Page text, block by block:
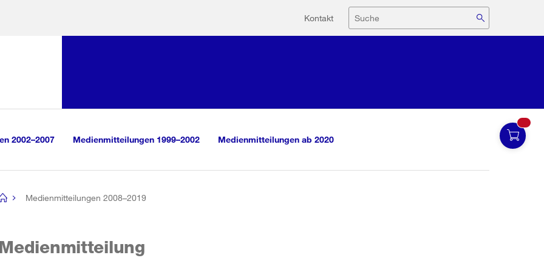
Hilfsnavigation
Kontakt Suche
2002–2007 Medienmitteilungen 1999–2002 Medienmitteilungen ab 2020
Medienmitteilungen 2008–2019